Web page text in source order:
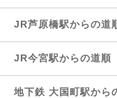
JR芦原橋駅からの道
JR今宮駅からの道順
地下鉄 大国町駅から